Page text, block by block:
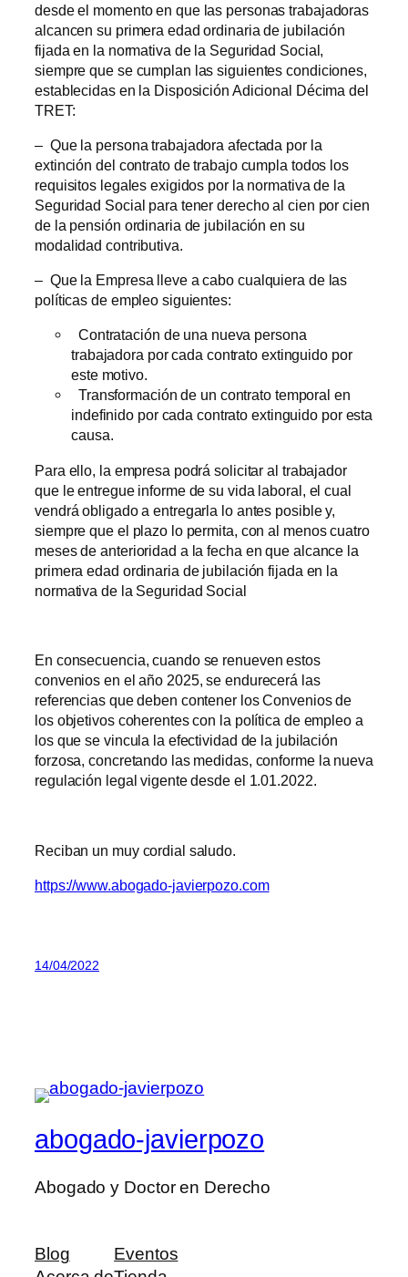
desde el momento en que las personas trabajadoras
alcancen su primera edad ordinaria de jubilación
fijada en la normativa de la Seguridad Social,
siempre que se cumplan las siguientes condiciones,
establecidas en la Disposición Adicional Décima del
TRET:
– Que la persona trabajadora afectada por la
extinción del contrato de trabajo cumpla todos los
requisitos legales exigidos por la normativa de la
Seguridad Social para tener derecho al cien por cien
de la pensión ordinaria de jubilación en su
modalidad contributiva.
– Que la Empresa lleve a cabo cualquiera de las
políticas de empleo siguientes:
Contratación de una nueva persona
trabajadora por cada contrato extinguido por
este motivo.
Transformación de un contrato temporal en
indefinido por cada contrato extinguido por esta
causa.
Para ello, la empresa podrá solicitar al trabajador
que le entregue informe de su vida laboral, el cual
vendrá obligado a entregarla lo antes posible y,
siempre que el plazo lo permita, con al menos cuatro
meses de anterioridad a la fecha en que alcance la
primera edad ordinaria de jubilación fijada en la
normativa de la Seguridad Social
En consecuencia, cuando se renueven estos
convenios en el año 2025, se endurecerá las
referencias que deben contener los Convenios de
los objetivos coherentes con la política de empleo a
los que se vincula la efectividad de la jubilación
forzosa, concretando las medidas, conforme la nueva
regulación legal vigente desde el 1.01.2022.
Reciban un muy cordial saludo.
https://www.abogado-javierpozo.com
14/04/2022
abogado-javierpozo
Abogado y Doctor en Derecho
Blog
Eventos